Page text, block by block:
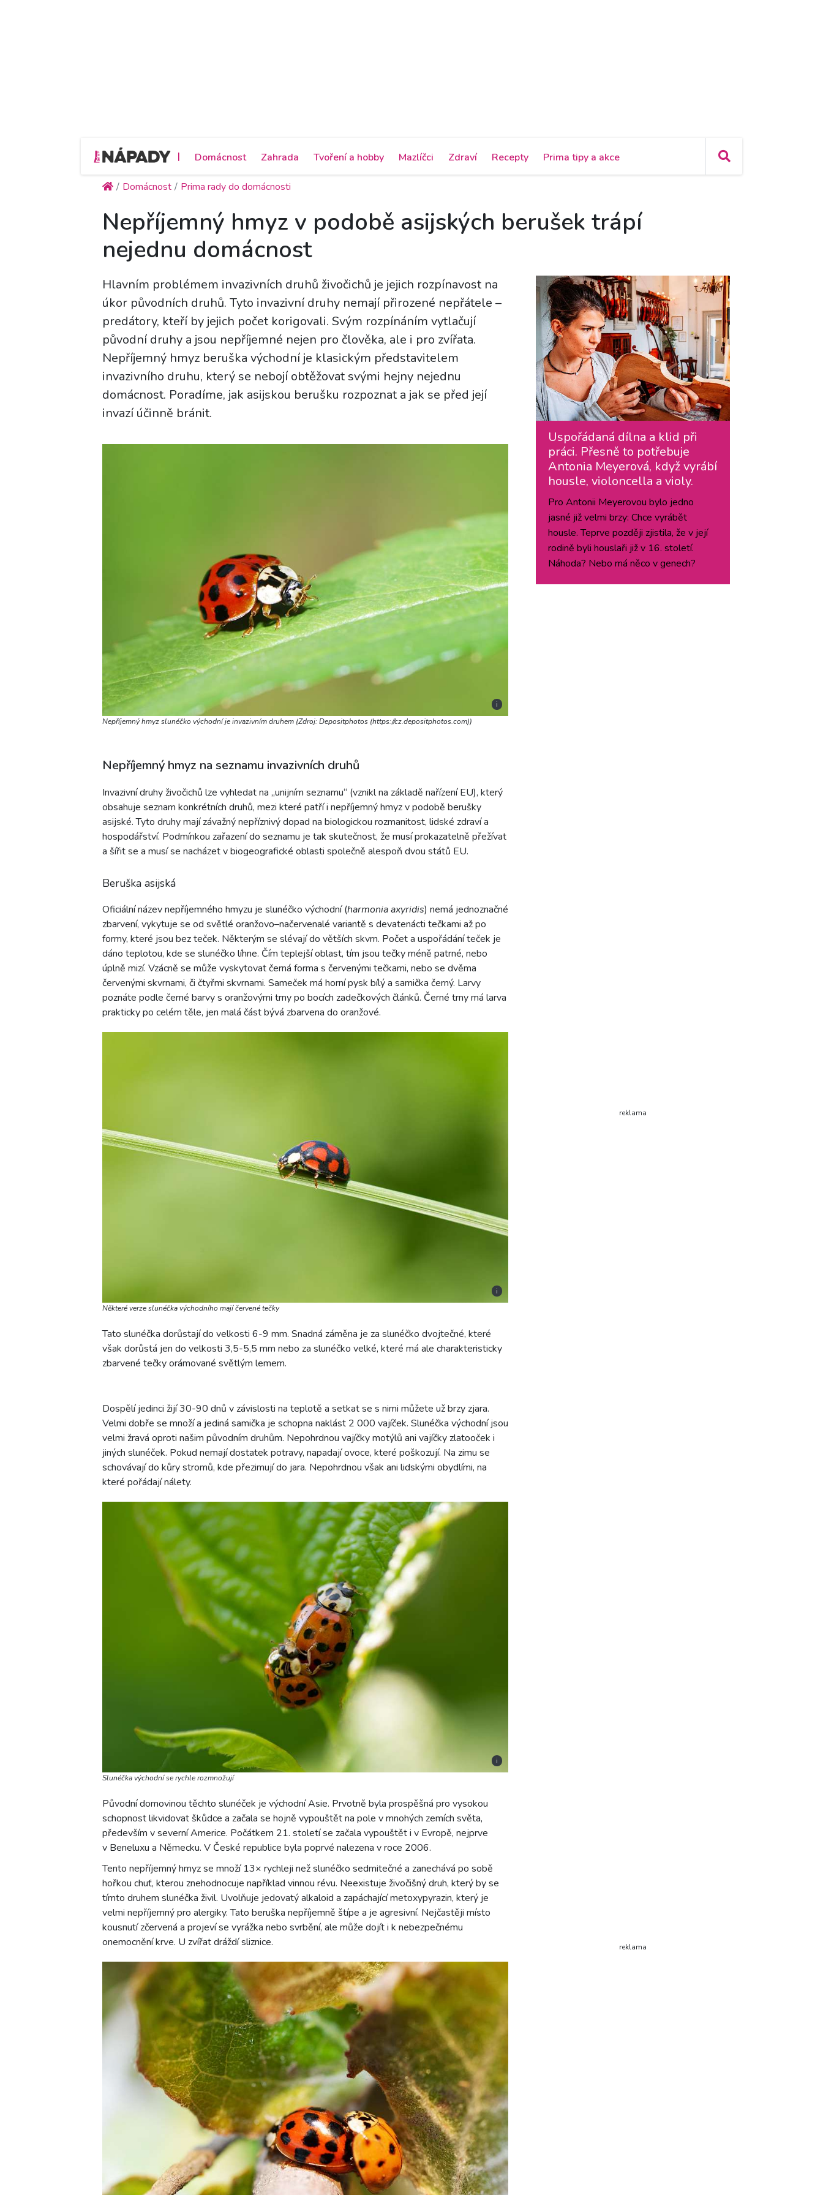
| Domácnost Zahrada Tvoření a hobby Mazlíčci Zdraví Recepty Prima tipy a akce
Domácnost Prima rady do domácnosti
Nepříjemný hmyz v podobě asijských berušek trápí
nejednu domácnost
Hlavním problémem invazivních druhů živočichů je jejich rozpínavost na
úkor původních druhů. Tyto invazivní druhy nemají přirozené nepřátele –
predátory, kteří by jejich počet korigovali. Svým rozpínáním vytlačují
původní druhy a jsou nepříjemné nejen pro člověka, ale i pro zvířata.
Nepříjemný hmyz beruška východní je klasickým představitelem
invazivního druhu, který se nebojí obtěžovat svými hejny nejednu
domácnost. Poradíme, jak asijskou berušku rozpoznat a jak se před její
invazí účinně bránit.
i
Nepříjemný hmyz slunéčko východní je invazivním druhem (Zdroj: Depositphotos (https://cz.depositphotos.com))
Nepříjemný hmyz na seznamu invazivních druhů
Invazivní druhy živočichů lze vyhledat na „unijním seznamu“ (vznikl na základě nařízení EU), který
obsahuje seznam konkrétních druhů, mezi které patří i nepříjemný hmyz v podobě berušky
asijské. Tyto druhy mají závažný nepříznivý dopad na biologickou rozmanitost, lidské zdraví a
hospodářství. Podmínkou zařazení do seznamu je tak skutečnost, že musí prokazatelně přežívat
a šířit se a musí se nacházet v biogeografické oblasti společně alespoň dvou států EU.
Beruška asijská
Oficiální název nepříjemného hmyzu je slunéčko východní (harmonia axyridis) nemá jednoznačné
zbarvení, vykytuje se od světlé oranžovo–načervenalé variantě s devatenácti tečkami až po
formy, které jsou bez teček. Některým se slévají do větších skvrn. Počet a uspořádání teček je
dáno teplotou, kde se slunéčko líhne. Čím teplejší oblast, tím jsou tečky méně patrné, nebo
úplně mizí. Vzácně se může vyskytovat černá forma s červenými tečkami, nebo se dvěma
červenými skvrnami, či čtyřmi skvrnami. Sameček má horní pysk bílý a samička černý. Larvy
poznáte podle černé barvy s oranžovými trny po bocích zadečkových článků. Černé trny má larva
prakticky po celém těle, jen malá část bývá zbarvena do oranžové.
i
Některé verze slunéčka východního mají červené tečky
Tato slunéčka dorůstají do velkosti 6-9 mm. Snadná záměna je za slunéčko dvojtečné, které
však dorůstá jen do velkosti 3,5-5,5 mm nebo za slunéčko velké, které má ale charakteristicky
zbarvené tečky orámované světlým lemem.
Dospělí jedinci žijí 30-90 dnů v závislosti na teplotě a setkat se s nimi můžete už brzy zjara.
Velmi dobře se množí a jediná samička je schopna naklást 2 000 vajíček. Slunéčka východní jsou
velmi žravá oproti našim původním druhům. Nepohrdnou vajíčky motýlů ani vajíčky zlatooček i
jiných slunéček. Pokud nemají dostatek potravy, napadají ovoce, které poškozují. Na zimu se
schovávají do kůry stromů, kde přezimují do jara. Nepohrdnou však ani lidskými obydlími, na
které pořádají nálety.
i
Slunéčka východní se rychle rozmnožují
Původní domovinou těchto slunéček je východní Asie. Prvotně byla prospěšná pro vysokou
schopnost likvidovat škůdce a začala se hojně vypouštět na pole v mnohých zemích světa,
především v severní Americe. Počátkem 21. století se začala vypouštět i v Evropě, nejprve
v Beneluxu a Německu. V České republice byla poprvé nalezena v roce 2006.
Tento nepříjemný hmyz se množí 13× rychleji než slunéčko sedmitečné a zanechává po sobě
hořkou chuť, kterou znehodnocuje například vinnou révu. Neexistuje živočišný druh, který by se
tímto druhem slunéčka živil. Uvolňuje jedovatý alkaloid a zapáchající metoxypyrazin, který je
velmi nepříjemný pro alergiky. Tato beruška nepříjemně štípe a je agresivní. Nejčastěji místo
kousnutí zčervená a projeví se vyrážka nebo svrbění, ale může dojít i k nebezpečnému
onemocnění krve. U zvířat dráždí sliznice.
Uspořádaná dílna a klid při
práci. Přesně to potřebuje
Antonia Meyerová, když vyrábí
housle, violoncella a violy.
Pro Antonii Meyerovou bylo jedno
jasné již velmi brzy: Chce vyrábět
housle. Teprve později zjistila, že v její
rodině byli houslaři již v 16. století.
Náhoda? Nebo má něco v genech?
reklama
reklama